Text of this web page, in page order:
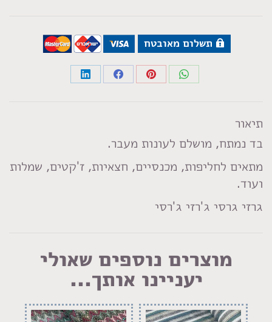
תשלום מאובטח
Share
Share
Share
Share
תיאור
בד נמתח, מושלם לעונות מעבר.
מתאים לחליפות, מכנסיים, חצאיות, ז'קטים, שמלות
ועוד.
גרזי גרסי ג'רזי ג'רסי
מוצרים נוספים שאולי
יעניינו אותך...